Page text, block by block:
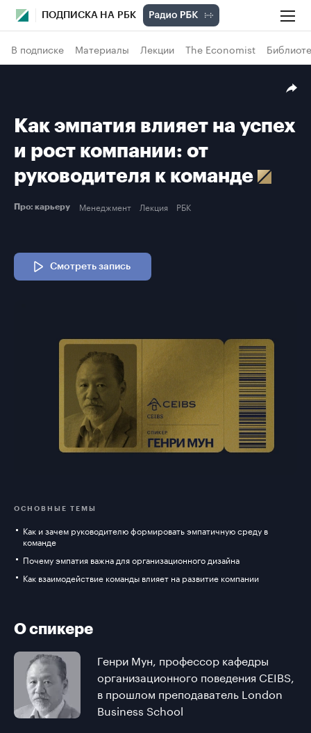
ПОДПИСКА НА РБК
В подписке Материалы Лекции The Economist
Как эмпатия влияет на успех
и рост компании: от
руководителя к команде
Про: карьеру Менеджмент Лекция РБК
Смотреть запись
ОСНОВНЫЕ ТЕМЫ
Как и зачем руководителю формировать эмпатичную среду в
команде
Почему эмпатия важна для организационного дизайна
Как взаимодействие команды влияет на развитие компании
О спикере
Генри Мун, профессор кафедры
организационного поведения CEIBS,
в прошлом преподаватель London
Business School